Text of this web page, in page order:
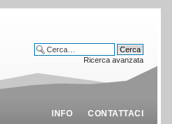
INFO CONTATTACI
Ricerca avanzata